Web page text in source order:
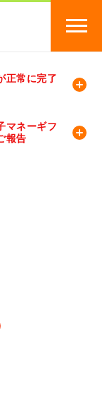
正常に完了
マネーギフ
報告